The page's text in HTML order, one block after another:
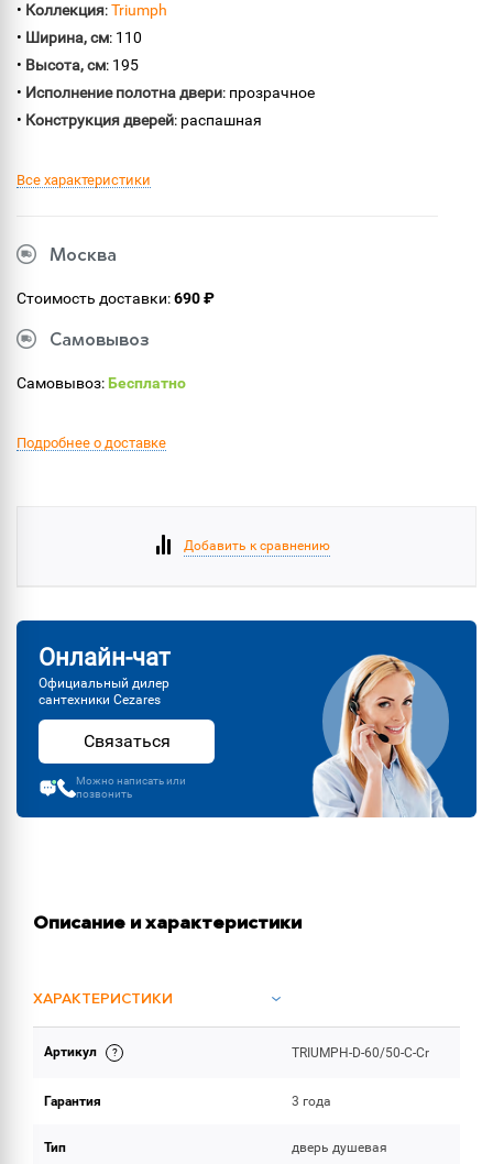
• Коллекция:Triumph
• Ширина, см: 110
• Высота, см: 195
• Исполнение полотна двери: прозрачное
• Конструкция дверей: распашная
Все характеристики
Москва
Стоимость доставки:690 ₽
Самовывоз
Самовывоз:Бесплатно
Подробнее о доставке
Добавить к сравнению
Онлайн-чат
Официальный дилер
сантехники Cezares
Связаться
Можно написать или
позвонить
Описание и характеристики
ХАРАКТЕРИСТИКИ
ОБЪЕМ ПОСТАВКИ
Артикул TRIUMPH-D-60/50-C-Cr
Гарантия 3 года
Тип дверь душевая